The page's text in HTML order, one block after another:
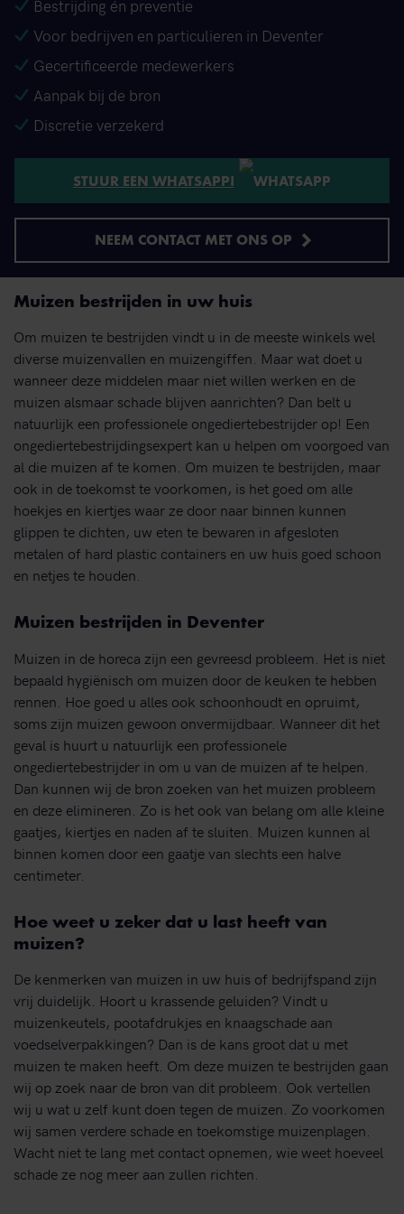
Bestrijding én preventie
Voor bedrijven en particulieren in Deventer
Gecertificeerde medewerkers
Aanpak bij de bron
Discretie verzekerd
STUUR EEN WHATSAPP!
NEEM CONTACT MET ONS OP
Muizen bestrijden in uw huis
Om muizen te bestrijden vindt u in de meeste winkels wel
diverse muizenvallen en muizengiffen. Maar wat doet u
wanneer deze middelen maar niet willen werken en de
muizen alsmaar schade blijven aanrichten? Dan belt u
natuurlijk een professionele ongediertebestrijder op! Een
ongediertebestrijdingsexpert kan u helpen om voorgoed van
al die muizen af te komen. Om muizen te bestrijden, maar
ook in de toekomst te voorkomen, is het goed om alle
hoekjes en kiertjes waar ze door naar binnen kunnen
glippen te dichten, uw eten te bewaren in afgesloten
metalen of hard plastic containers en uw huis goed schoon
en netjes te houden.
Muizen bestrijden in Deventer
Muizen in de horeca zijn een gevreesd probleem. Het is niet
bepaald hygiënisch om muizen door de keuken te hebben
rennen. Hoe goed u alles ook schoonhoudt en opruimt,
soms zijn muizen gewoon onvermijdbaar. Wanneer dit het
geval is huurt u natuurlijk een professionele
ongediertebestrijder in om u van de muizen af te helpen.
Dan kunnen wij de bron zoeken van het muizen probleem
en deze elimineren. Zo is het ook van belang om alle kleine
gaatjes, kiertjes en naden af te sluiten. Muizen kunnen al
binnen komen door een gaatje van slechts een halve
centimeter.
Hoe weet u zeker dat u last heeft van
muizen?
De kenmerken van muizen in uw huis of bedrijfspand zijn
vrij duidelijk. Hoort u krassende geluiden? Vindt u
muizenkeutels, pootafdrukjes en knaagschade aan
voedselverpakkingen? Dan is de kans groot dat u met
muizen te maken heeft. Om deze muizen te bestrijden gaan
wij op zoek naar de bron van dit probleem. Ook vertellen
wij u wat u zelf kunt doen tegen de muizen. Zo voorkomen
wij samen verdere schade en toekomstige muizenplagen.
Wacht niet te lang met contact opnemen, wie weet hoeveel
schade ze nog meer aan zullen richten.